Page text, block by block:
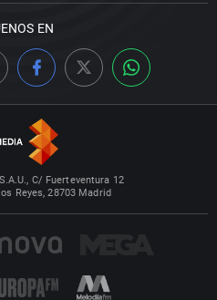
EN
C/ Fuerteventura 12
Reyes, 28703 Madrid